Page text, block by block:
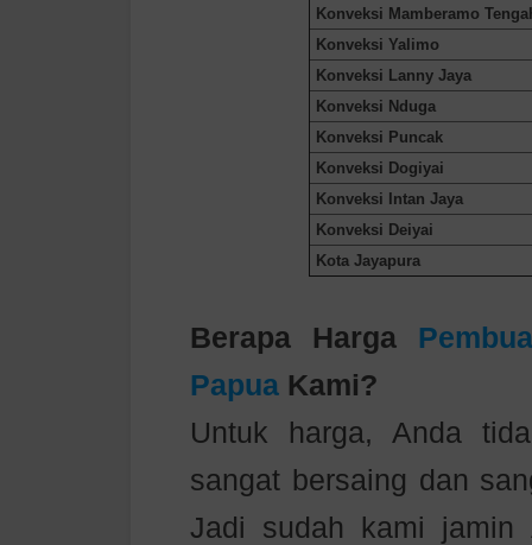
Konveksi Mamberamo
Konveksi Yalimo
Konveksi Lanny Jaya
Konveksi Nduga
Konveksi Puncak
Konveksi Dogiyai
Konveksi Intan Jaya
Konveksi Deiyai
Kota Jayapura
Berapa Harga
Papua Kami?
Untuk harga, Anda
sangat bersaing dan
Jadi sudah kami jamin